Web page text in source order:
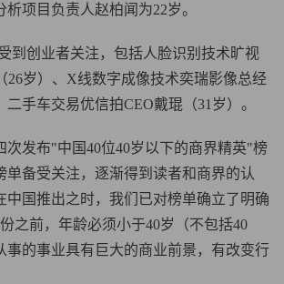
项目负责人赵柏闻为22岁。
到创业者关注，包括人脸识别技术旷视
26岁）、X线数字成像技术奕瑞影像总经
二手车交易优信拍CEO戴琨（31岁）。
发布"中国40位40岁以下的商界精英"榜
单备受关注，逐渐得到读者和商界的认
中国推出之时，我们已对榜单确立了明确
之前，年龄必须小于40岁（不包括40
事的事业具有巨大的商业前景，有改变行